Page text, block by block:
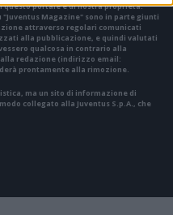
portale è di nostra proprietà.
Magazine" sono in parte giunti
attraverso regolari comunicati
alla pubblicazione, e quindi valutati
qualcosa in contrario alla
redazione (indirizzo email:
prontamente alla rimozione.
ma un sito di informazione di
collegato alla Juventus S.p.A., che